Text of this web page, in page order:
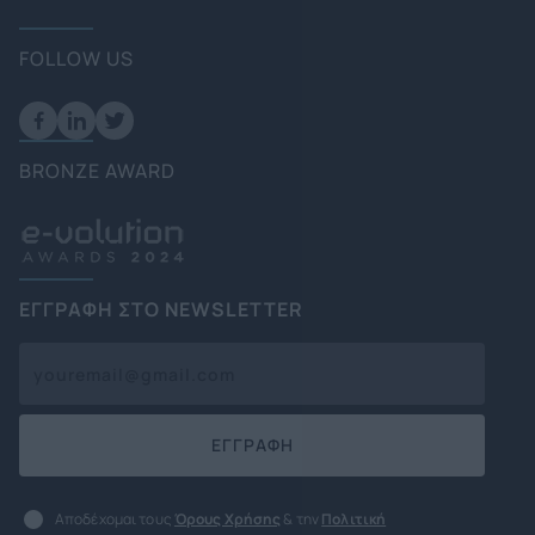
FOLLOW US
BRONZE AWARD
ΕΓΓΡΑΦΗ ΣΤΟ NEWSLETTER
ΕΓΓΡΑΦΗ
Αποδέχομαι τους Όρους Χρήσης & την Πολιτική